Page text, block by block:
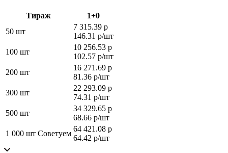
Тираж
1+0
50 шт
7 315.39 р
146.31 р/шт
100 шт
10 256.53 р
102.57 р/шт
200 шт
16 271.69 р
81.36 р/шт
300 шт
22 293.09 р
74.31 р/шт
500 шт
34 329.65 р
68.66 р/шт
1 000 шт Советуем
64 421.08 р
64.42 р/шт